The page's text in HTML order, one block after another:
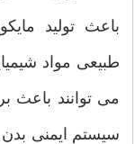
باعث تولید
طبیعی مواد
می توانند باعث
سیستم ایمنی